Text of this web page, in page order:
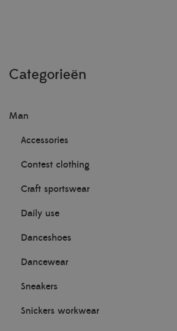
Categorieën
Man
Accessories
Contest clothing
Craft sportswear
Daily use
Danceshoes
Dancewear
Sneakers
Snickers workwear